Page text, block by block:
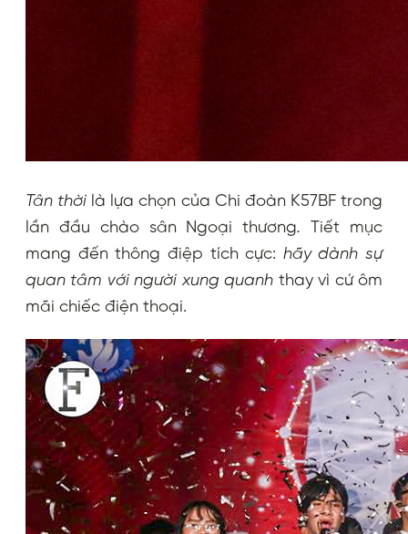
Tân thời là lựa chọn của Chi đoàn K57BF trong
lần đầu chào sân Ngoại thương.Tiết mục
mang đến thông điệp tích cực: hãy dành sự
quan tâm với người xung quanh thay vì cứ ôm
mãi chiếc điện thoại.